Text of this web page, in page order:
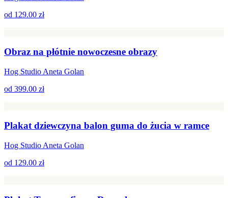
od 129.00 zł
Obraz na płótnie nowoczesne obrazy
Hog Studio Aneta Golan
od 399.00 zł
Plakat dziewczyna balon guma do żucia w ramce
Hog Studio Aneta Golan
od 129.00 zł